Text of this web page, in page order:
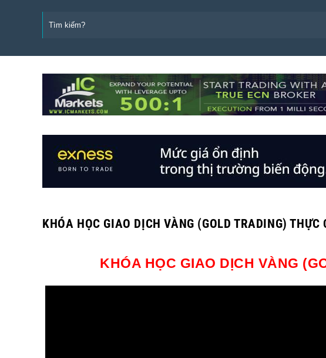
KHÓA HỌC GIAO DỊCH VÀNG (GOLD TRADING) THỰC
KHÓA HỌC GIAO DỊCH VÀNG